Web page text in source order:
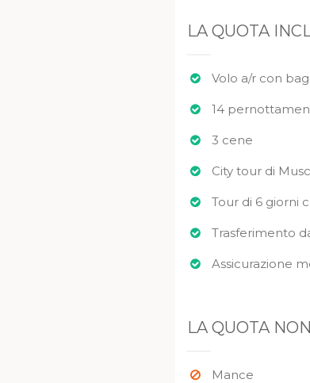
LA QUOTA
Volo a/r con
14
3 cene
City tour di
Tour di 6 giorni
Trasferimento
Assicurazione
LA QUOTA
Mance